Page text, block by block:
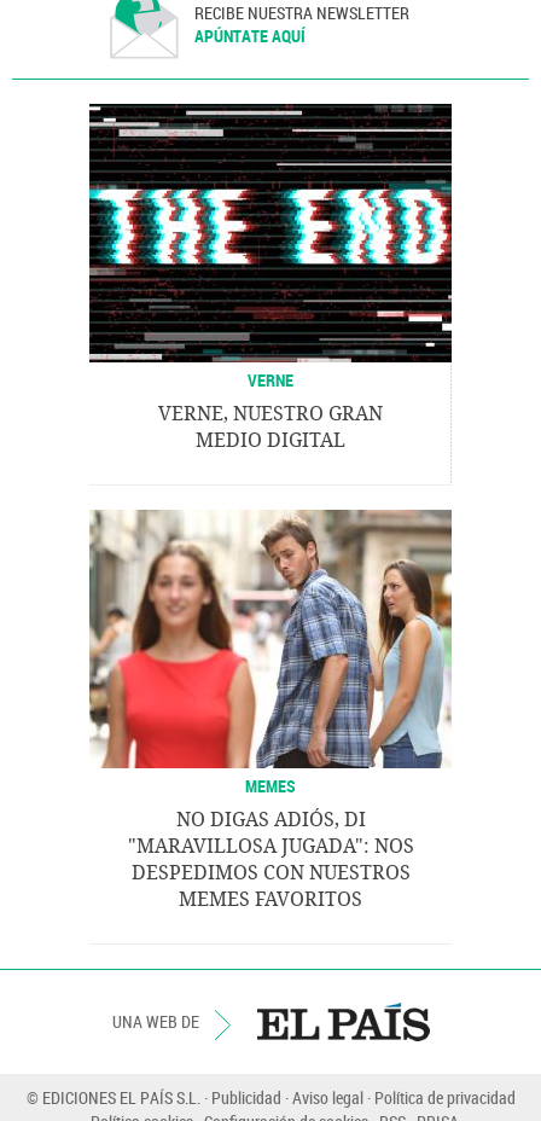
RECIBE NUESTRA NEWSLETTER
APÚNTATE AQUÍ
VERNE
VERNE, NUESTRO GRAN
MEDIO DIGITAL
MEMES
NO DIGAS ADIÓS, DI
"MARAVILLOSA JUGADA": NOS
DESPEDIMOS CON NUESTROS
MEMES FAVORITOS
UNA WEB DE
© EDICIONES EL PAÍS S.L. Publicidad Aviso legal Política de privacidad